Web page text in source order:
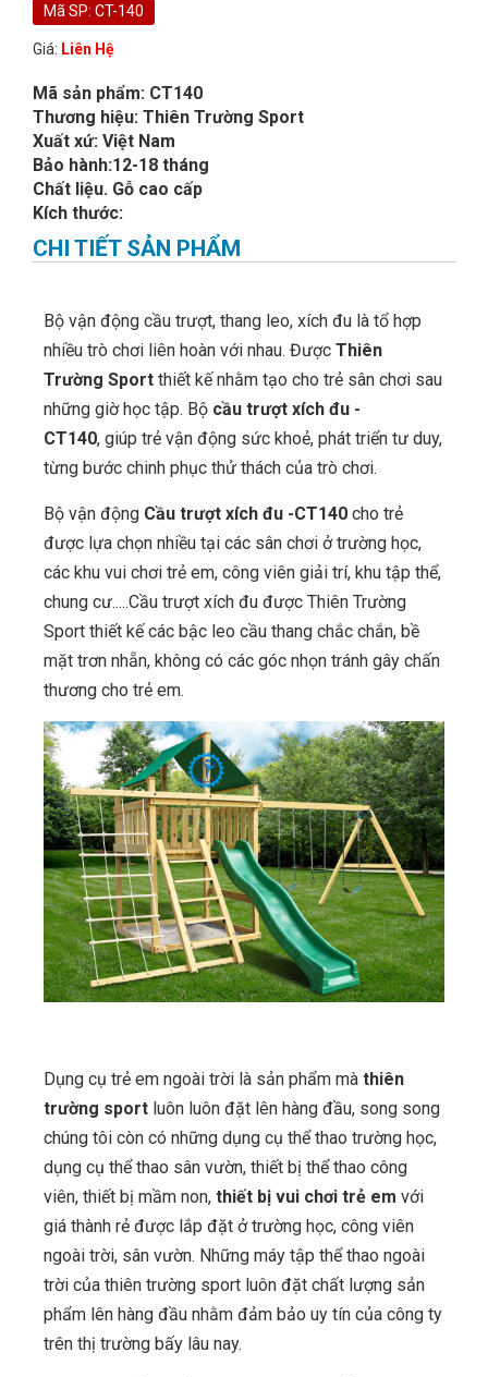
Mã SP: CT-140
Giá: Liên Hệ
Mã sản phẩm: CT140
Thương hiệu: Thiên Trường Sport
Xuất xứ: Việt Nam
Bảo hành:12-18 tháng
Chất liệu. Gỗ cao cấp
Kích thước:
CHI TIẾT SẢN PHẨM
Bộ vận động cầu trượt, thang leo, xích đu là tổ hợp
nhiều trò chơi liên hoàn với nhau. Được Thiên
Trường Sport thiết kế nhằm tạo cho trẻ sân chơi sau
những giờ học tập. Bộ cầu trượt xích đu -
CT140, giúp trẻ vận động sức khoẻ, phát triển tư duy,
từng bước chinh phục thử thách của trò chơi.
Bộ vận động Cầu trượt xích đu -CT140 cho trẻ
được lựa chọn nhiều tại các sân chơi ở trường học,
các khu vui chơi trẻ em, công viên giải trí, khu tập thể,
chung cư.....Cầu trượt xích đu được Thiên Trường
Sport thiết kế các bậc leo cầu thang chắc chắn, bề
mặt trơn nhẵn, không có các góc nhọn tránh gây chấn
thương cho trẻ em.
Dụng cụ trẻ em ngoài trời là sản phẩm mà thiên
trường sport luôn luôn đặt lên hàng đầu, song song
chúng tôi còn có những dụng cụ thể thao trường học,
dụng cụ thể thao sân vườn, thiết bị thể thao công
viên, thiết bị mầm non, thiết bị vui chơi trẻ em với
giá thành rẻ được lắp đặt ở trường học, công viên
ngoài trời, sân vườn. Những máy tập thể thao ngoài
trời của thiên trường sport luôn đặt chất lượng sản
phẩm lên hàng đầu nhằm đảm bảo uy tín của công ty
trên thị trường bấy lâu nay.